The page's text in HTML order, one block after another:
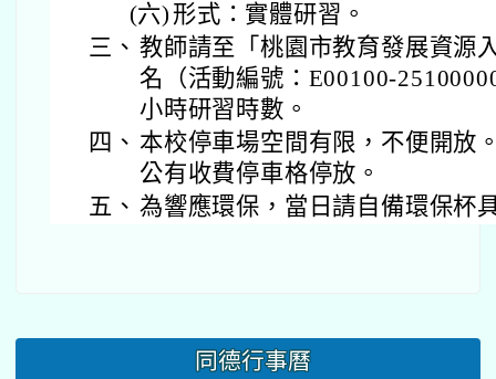
(六)形式：實體研習。
三、 教師請至「桃園市教育發展資源
名（活動編號：E00100-
小時研習時數。
四、 本校停車場空間有限，不便開放
公有收費停車格停放。
五、 為響應環保，當日請自備環保杯
同德行事曆